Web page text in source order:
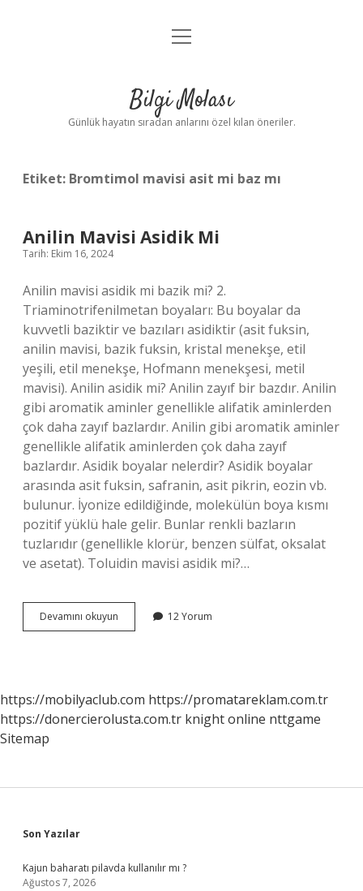
Anasayfa
Yasal Uyarı
menüyü
Bilgi Molası
Günlük hayatın sıradan anlarını özel kılan öneriler.
Etiket: Bromtimol mavisi asit mi baz mı
Anilin Mavisi Asidik Mi
Tarih: Ekim 16, 2024
Anilin mavisi asidik mi bazik mi? 2.
Triaminotrifenilmetan boyaları: Bu boyalar da
kuvvetli baziktir ve bazıları asidiktir (asit fuksin,
anilin mavisi, bazik fuksin, kristal menekşe, etil
yeşili, etil menekşe, Hofmann menekşesi, metil
mavisi). Anilin asidik mi? Anilin zayıf bir bazdır. Anilin
gibi aromatik aminler genellikle alifatik aminlerden
çok daha zayıf bazlardır. Anilin gibi aromatik aminler
genellikle alifatik aminlerden çok daha zayıf
bazlardır. Asidik boyalar nelerdir? Asidik boyalar
arasında asit fuksin, safranin, asit pikrin, eozin vb.
bulunur. İyonize edildiğinde, molekülün boya kısmı
pozitif yüklü hale gelir. Bunlar renkli bazların
tuzlarıdır (genellikle klorür, benzen sülfat, oksalat
ve asetat). Toluidin mavisi asidik mi?…
Devamını okuyun
Mavisi
12 Yorum
https://mobilyaclub.com https://promatareklam.com.tr
https://donercierolusta.com.tr knight online nttgame
Sitemap
Sidebar
Son Yazılar
Kajun baharatı pilavda kullanılır mı ?
Ağustos 7, 2026